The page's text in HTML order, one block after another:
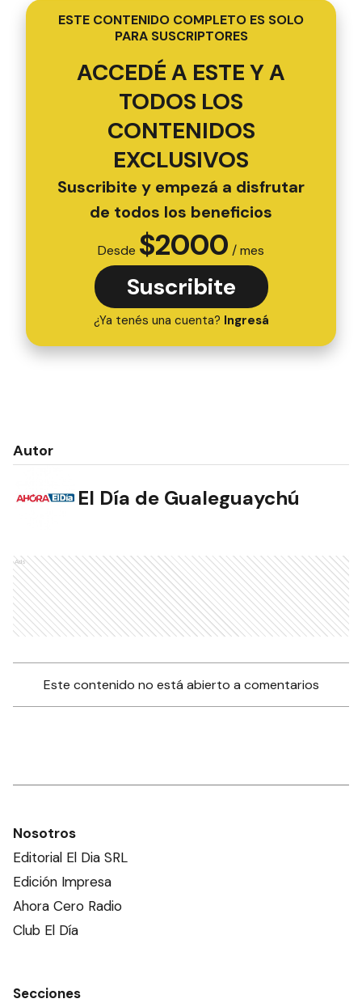
ESTE CONTENIDO COMPLETO ES SOLO
PARA SUSCRIPTORES
ACCEDÉ A ESTE Y A
TODOS LOS
CONTENIDOS
EXCLUSIVOS
Suscribite y empezá a disfrutar
de todos los beneficios
Desde $2000 / mes
Suscribite
¿Ya tenés una cuenta? Ingresá
Autor
El Día de Gualeguaychú
Ads
Este contenido no está abierto a comentarios
Nosotros
Editorial El Dia SRL
Edición Impresa
Ahora Cero Radio
Club El Día
Secciones